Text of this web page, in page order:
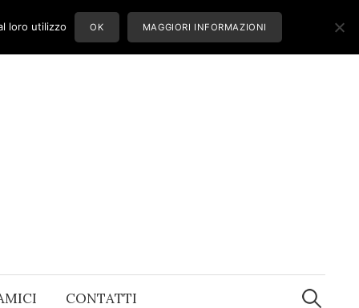
CONTATTI
Ricerca
per:
loro utilizzo OK MAGGIORI INFORMAZIONI